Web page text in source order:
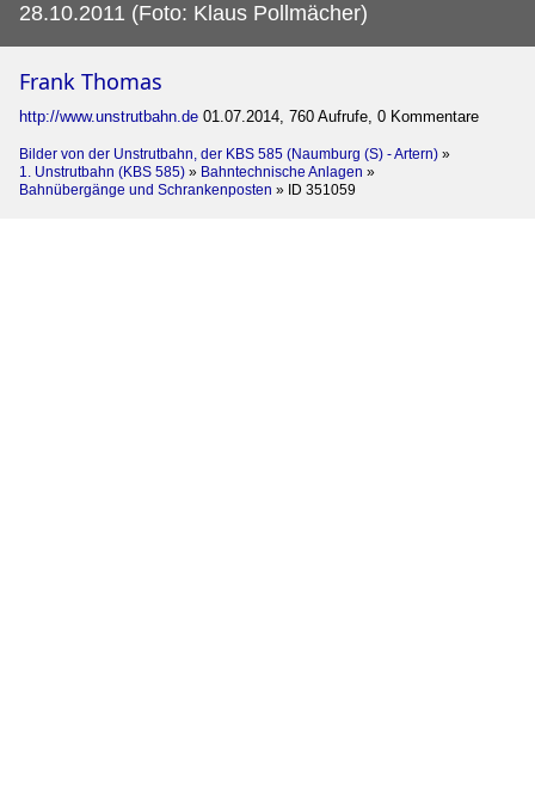
28.10.2011 (Foto: Klaus Pollmächer)
Frank Thomas
http://www.unstrutbahn.de 01.07.2014, 760 Aufrufe, 0 Kommentare
Bilder von der Unstrutbahn, der KBS 585 (Naumburg (S) - Artern) »
1. Unstrutbahn (KBS 585) » Bahntechnische Anlagen »
Bahnübergänge und Schrankenposten » ID 351059